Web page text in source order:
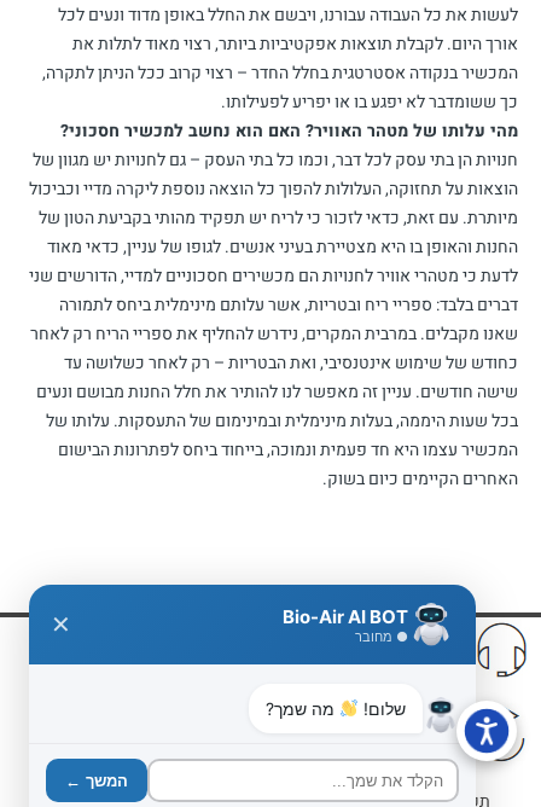
לעשות את כל העבודה עבורנו, ויבשם את החלל באופן מדוד ונעים לכל
אורך היום. לקבלת תוצאות אפקטיביות ביותר, רצוי מאוד לתלות את
המכשיר בנקודה אסטרטגית בחלל החדר – רצוי קרוב ככל הניתן לתקרה,
כך ששומדבר לא יפגע בו או יפריע לפעילותו.
מהי עלותו של מטהר האוויר? האם הוא נחשב למכשיר חסכוני?
חנויות הן בתי עסק לכל דבר, וכמו כל בתי העסק – גם לחנויות יש מגוון של
הוצאות על תחזוקה, העלולות להפוך כל הוצאה נוספת ליקרה מדיי וכביכול
מיותרת. עם זאת, כדאי לזכור כי לריח יש תפקיד מהותי בקביעת הטון של
החנות והאופן בו היא מצטיירת בעיני אנשים. לגופו של עניין, כדאי מאוד
לדעת כי מטהרי אוויר לחנויות הם מכשירים חסכוניים למדיי, הדורשים שני
דברים בלבד: ספריי ריח ובטריות, אשר עלותם מינימלית ביחס לתמורה
שאנו מקבלים. במרבית המקרים, נידרש להחליף את ספריי הריח רק לאחר
כחודש של שימוש אינטנסיבי, ואת הבטריות – רק לאחר כשלושה עד
שישה חודשים. עניין זה מאפשר לנו להותיר את חלל החנות מבושם ונעים
בכל שעות היממה, בעלות מינימלית ובמינימום של התעסקות. עלותו של
המכשיר עצמו היא חד פעמית ונמוכה, בייחוד ביחס לפתרונות הבישום
האחרים הקיימים כיום בשוק.
שירות
תמיכה ושירות ללא פשרות
משלוח ע"י שליח
שליח עד אלייך לכל מקום
לא אהבתם?
החזר כספי לפי התקנון אריזת ההזמנה במקצועיות
תקנון האתר|מדיניות פרטיות|הצהרת נגישות|משלוחים והחזרות
Bio-Air AI BOT
● מחובר ✕
שלום! מה שמך?
המשך ←